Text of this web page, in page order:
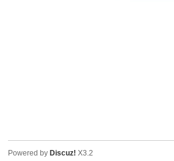
Powered by Discuz! X3.2